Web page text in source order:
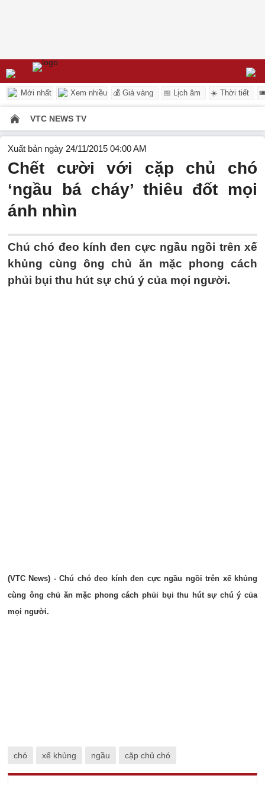
Mới nhất Xem nhiều 💰 Giá vàng 📅 Lịch âm ☀️ Thời tiết
VTC NEWS TV
Xuất bản ngày 24/11/2015 04:00 AM
Chết cười với cặp chủ chó
‘ngầu bá cháy’ thiêu đốt mọi
ánh nhìn
Chú chó đeo kính đen cực ngầu ngồi trên xế
khủng cùng ông chủ ăn mặc phong cách
phủi bụi thu hút sự chú ý của mọi người.
(VTC News) - Chú chó đeo kính đen cực ngầu ngồi trên xế khủng
cùng ông chủ ăn mặc phong cách phủi bụi thu hút sự chú ý của
mọi người.
chó xế khủng ngầu cặp chủ chó